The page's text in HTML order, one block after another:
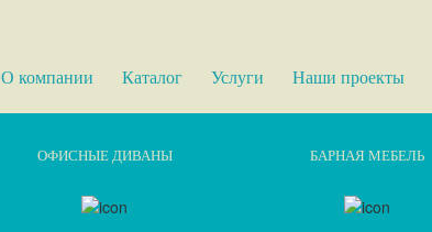
О компании Каталог Услуги Наши проекты
ОФИСНЫЕ ДИВАНЫ БАРНАЯ МЕБЕЛЬ